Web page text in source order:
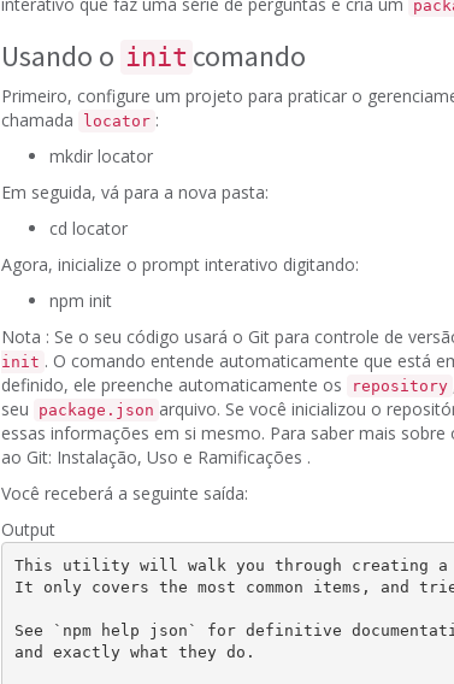
Usando o init comando
Primeiro, configure um projeto para praticar o
chamada
locator :
mkdir locator
Em seguida, vá para a nova pasta:
cd locator
Agora, inicialize o prompt interativo digitando:
npm init
Nota : Se o seu código usará o Git para controle de
init . O comando entende automaticamente que está
definido, ele preenche automaticamente os
repository
seu
package.json arquivo. Se você inicializou o
essas informações em si mesmo. Para saber mais
ao Git: Instalação, Uso e Ramificações .
Você receberá a seguinte saída:
Output
This utility will walk you through creating a
It only covers the most common items, and
See `npm help json` for definitive
and exactly what they do.